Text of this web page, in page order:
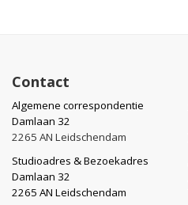
Contact
Algemene correspondentie
Damlaan 32
2265 AN Leidschendam
Studioadres & Bezoekadres
Damlaan 32
2265 AN Leidschendam